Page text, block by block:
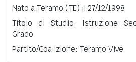
Nato a Teramo (TE) il 27/12/1998
Titolo di Studio: Istruzione
Grado
Partito/Coalizione: Teramo Vive